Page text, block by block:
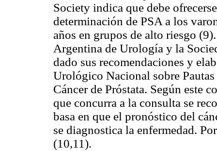
Society indica que debe
determinación de PSA a los
años en grupos de alto riesgo
Argentina de Urología y la
dado sus recomendaciones y
Urológico Nacional sobre
Cáncer de Próstata. Según este
que concurra a la consulta se
basa en que el pronóstico del
se diagnostica la enfermedad.
(10,11).